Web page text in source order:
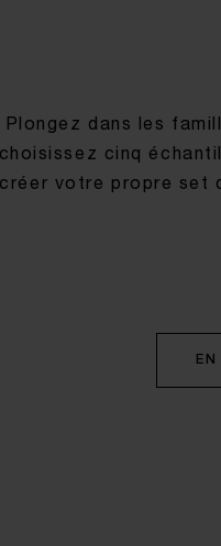
Plongez dans les
choisissez cinq
créer votre propre set